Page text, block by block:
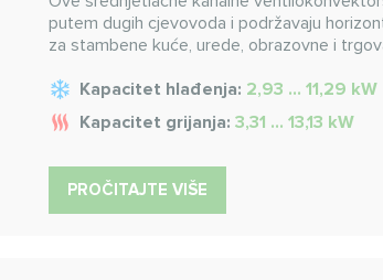
putem dugih cjevovoda i podržavaju
za stambene kuće, urede, obrazovne i
Kapacitet hlađenja: 2,93 ... 11,29 kW
Kapacitet grijanja: 3,31 ... 13,13 kW
PROČITAJTE VIŠE